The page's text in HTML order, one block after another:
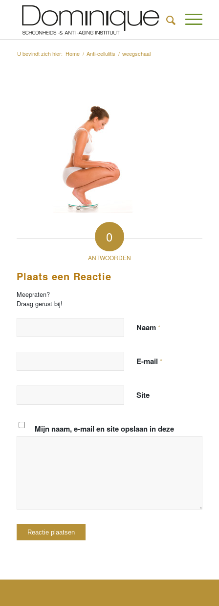
U bevindt zich hier: Home / Anti-cellulitis / weegschaal
0
ANTWOORDEN
Plaats een Reactie
Meepraten?
Draag gerust bij!
Naam *
E-mail *
Site
Mijn naam, e-mail en site opslaan in deze
browser voor de volgende keer wanneer ik een